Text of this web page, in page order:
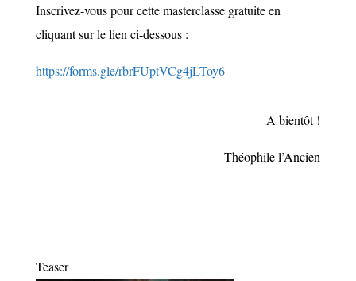
Inscrivez-vous pour cette masterclasse gratuite en
cliquant sur le lien ci-dessous :
https://forms.gle/rbrFUptVCg4jLToy6
A bientôt !
Théophile l’Ancien
Teaser